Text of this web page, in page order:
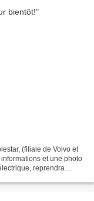
(filiale de Volvo et
et une photo
reprendra